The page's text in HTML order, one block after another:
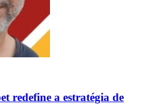
redefine a estratégia de